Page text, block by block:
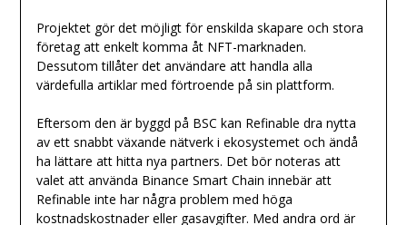
Projektet gör det möjligt för enskilda skapare och stora
företag att enkelt komma åt NFT-marknaden.
Dessutom tillåter det användare att handla alla
värdefulla artiklar med förtroende på sin plattform.
Eftersom den är byggd på BSC kan Refinable dra nytta
av ett snabbt växande nätverk i ekosystemet och ändå
ha lättare att hitta nya partners. Det bör noteras att
valet att använda Binance Smart Chain innebär att
Refinable inte har några problem med höga
kostnadskostnader eller gasavgifter. Med andra ord är